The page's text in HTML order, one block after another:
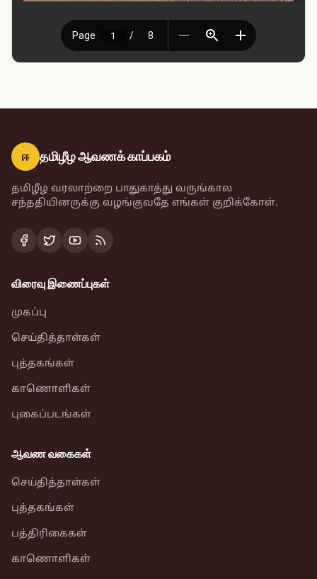
ஈ தமிழீழ ஆவணக் காப்பகம்
தமிழீழ வரலாற்றை பாதுகாத்து வருங்கால
சந்ததியினருக்கு வழங்குவதே எங்கள் குறிக்கோள்.
விரைவு இணைப்புகள்
முகப்பு
செய்தித்தாள்கள்
புத்தகங்கள்
காணொளிகள்
புகைப்படங்கள்
ஆவண வகைகள்
செய்தித்தாள்கள்
புத்தகங்கள்
பத்திரிகைகள்
காணொளிகள்